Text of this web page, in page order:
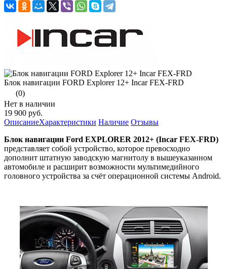
Блок навигации FORD Explorer 12+ Incar FEX-FRD
(0)
Нет в наличии
19 900 руб.
ОписаниеХарактеристики Наличие Отзывы
Блок навигации Ford EXPLORER 2012+ (Incar FEX-FRD)
представляет собой устройство, которое превосходно
дополнит штатную заводскую магнитолу в вышеуказанном
автомобиле и расширит возможности мультимедийного
головного устройства за счёт операционной системы Android.